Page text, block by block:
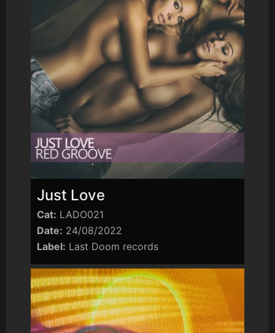
Just Love
Cat: LADO021
Date: 24/08/2022
Label: Last Doom records